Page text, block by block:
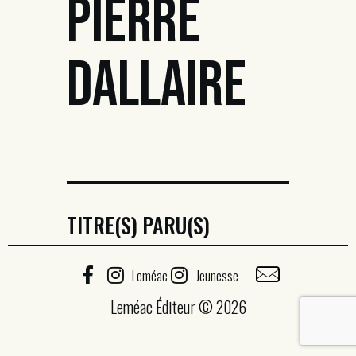
PIERRE
DALLAIRE
TITRE(S) PARU(S)
Leméac Jeunesse
Leméac Éditeur © 2026